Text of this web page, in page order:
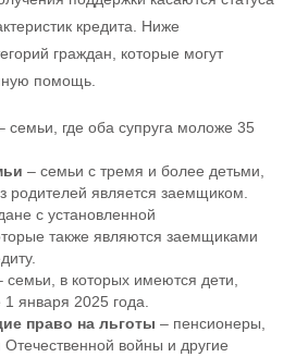
кредита. Ниже
граждан, которые могут
помощь.
семьи, где оба супруга моложе 35
– семьи с тремя и более детьми,
родителей является заемщиком.
с установленной
также являются заемщиками
семьи, в которых имеются дети,
января 2025 года.
право на льготы – пенсионеры,
Отечественной войны и другие